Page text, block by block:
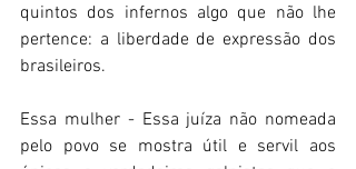
quintos dos infernos algo que não lhe
pertence: a liberdade de expressão dos
brasileiros.
Essa mulher - Essa juíza não nomeada
pelo povo se mostra útil e servil aos